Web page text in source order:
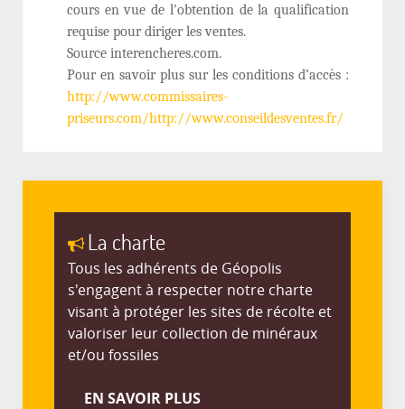
cours en vue de l'obtention de la qualification
requise pour diriger les ventes.
Source interencheres.com.
Pour en savoir plus sur les conditions d’accès :
http://www.commissaires-
priseurs.com/http://www.conseildesventes.fr/
La charte
Tous les adhérents de Géopolis
s'engagent à respecter notre charte
visant à protéger les sites de récolte et
valoriser leur collection de minéraux
et/ou fossiles
EN SAVOIR PLUS